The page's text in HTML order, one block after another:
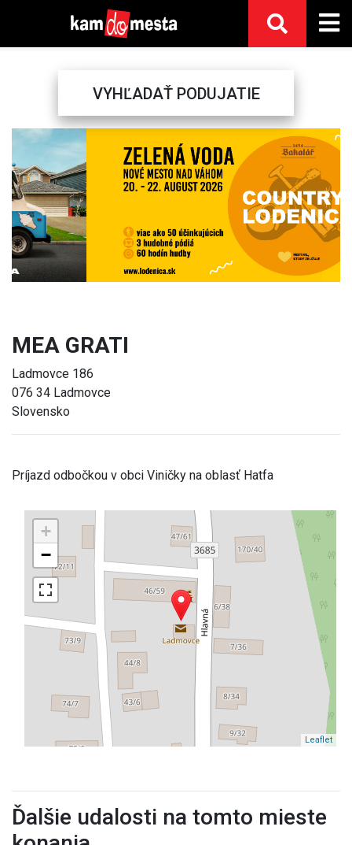
VYHĽADAŤ PODUJATIE
Previous Next
MEA GRATI
Ladmovce 186
076 34 Ladmovce
Slovensko
Príjazd odbočkou v obci Viničky na oblasť Hatfa
+
−
Leaflet
Ďalšie udalosti na tomto mieste